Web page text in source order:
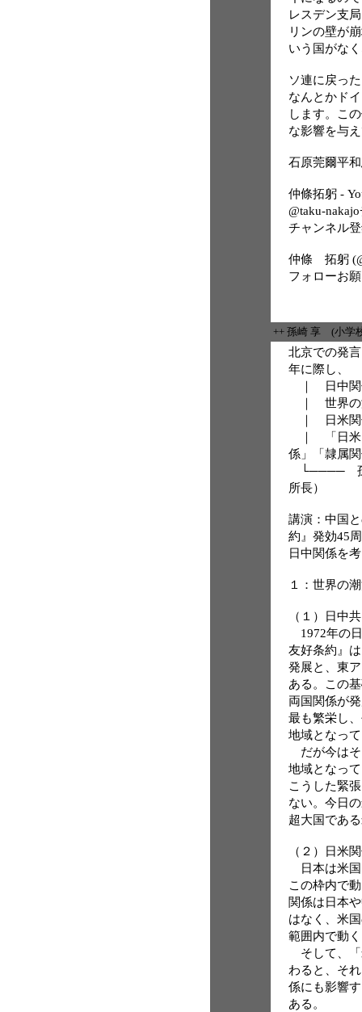
レスデン支
リンの壁が
いう国がな
ソ連に戻っ
なんとかド
します。こ
な影響を与
石原莞爾平
仲條拓躬 -
@taku-
チャンネル
仲條 拓躬
フォローお
++ 孫崎 享 (小
北京での発
年に際し、
｜ 日中関
｜ 世界の
｜ 日米関
｜ 「日米
係」「隷属
└──── 孫
所長）
講演：中国
約』発効45
日中関係を
１：世界の
（１）日中
1972年の
友好条約』
発展と、東
ある。この
両国関係が
最も繁栄し
地域となっ
だが今はそ
地域となっ
こうした緊
ない。今日
超大国であ
（２）日米
日本は米国
この枠内で
関係は日本
はなく、米
範囲内で動
そして、「
わると、そ
係にも影響
ある。